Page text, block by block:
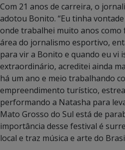
Com 21 anos de carreira, o
adotou Bonito. “Eu tinha
onde trabalhei muito anos
área do jornalismo esportivo,
para vir a Bonito e quando eu vi
extraordinário, acreditei ainda
há um ano e meio trabalhando
empreendimento turístico,
performando a Natasha para
Mato Grosso do Sul está de
importância desse festival é
local e traz música e arte do